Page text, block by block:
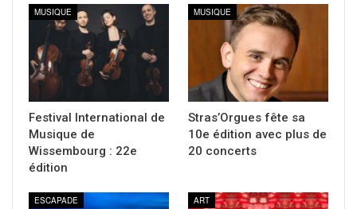
MUSIQUE
Festival International de
Musique de
Wissembourg : 22e
édition
MUSIQUE
Stras’Orgues fête sa
10e édition avec plus de
20 concerts
ESCAPADE ART